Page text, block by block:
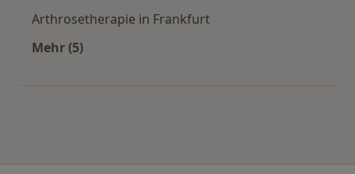
Arthrosetherapie in Frankfurt
Mehr (5)